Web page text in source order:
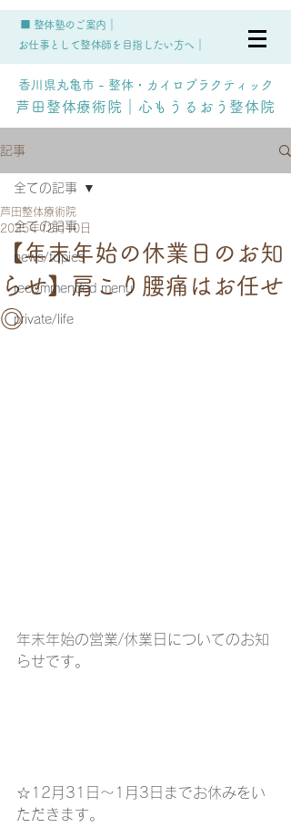
■ 整体塾のご案内｜
お仕事として整体師を目指したい方へ｜
香川県丸亀市 - 整体・カイロプラクティック
芦田整体療術院｜心もうるおう整体院
記事
全ての記事
news/topics
recommended menu
private/life
全ての記事
【年末年始の休業日のお知
らせ】肩こり腰痛はお任せ
◎
芦田整体療術院
2025年12月10日
年末年始の営業/休業日についてのお知
らせです。
☆12月31日～1月3日までお休みをい
ただきます。